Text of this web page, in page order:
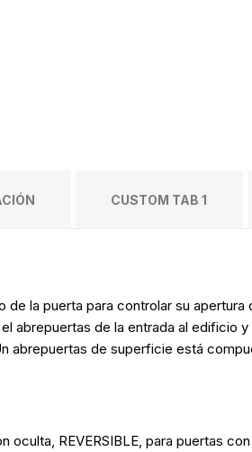
CUSTOM TAB 1
la puerta para controlar su apertura
abrepuertas de la entrada al edificio
abrepuertas de superficie está
oculta, REVERSIBLE, para puertas